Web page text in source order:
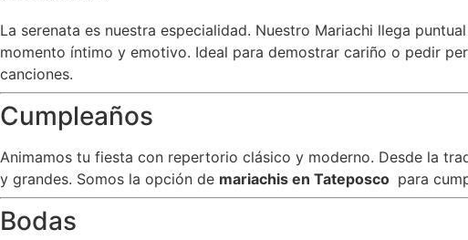
La serenata es nuestra especialidad. Nuestro Mariachi llega
momento íntimo y emotivo. Ideal para demostrar cariño o pedir
canciones.
Cumpleaños
Animamos tu fiesta con repertorio clásico y moderno. Desde la
y grandes. Somos la opción de mariachis en Tateposco para
Bodas